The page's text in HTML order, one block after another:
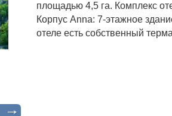
площадью 4,5 га. Комплекс
Корпус Аnna: 7-этажное
отеле есть собственный